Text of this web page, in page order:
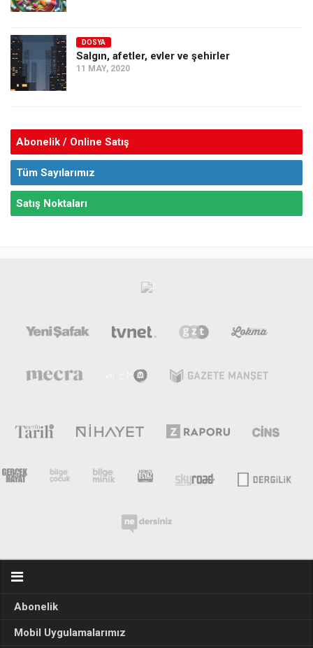
DOSYA
Salgın, afetler, evler ve şehirler
11 MAY, 2020
Abonelik / Online Satış
Tüm Sayılarımız
Satış Noktaları
Abonelik
Mobil Uygulamalarımız